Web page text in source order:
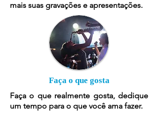
mais suas gravações e apresentações.
Faça o que gosta
Faça o que realmente gosta, dedique
um tempo para o que você ama fazer.